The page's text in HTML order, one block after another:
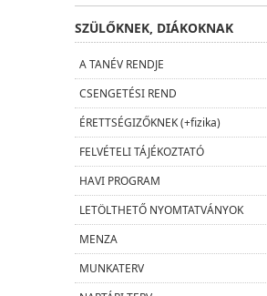
SZÜLŐKNEK, DIÁKOKNAK
A TANÉV RENDJE
CSENGETÉSI REND
ÉRETTSÉGIZŐKNEK (+fizika)
FELVÉTELI TÁJÉKOZTATÓ
HAVI PROGRAM
LETÖLTHETŐ NYOMTATVÁNYOK
MENZA
MUNKATERV